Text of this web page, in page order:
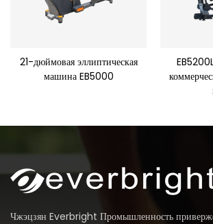
21-дюймовая эллиптическая
машина EB5000
Чжэцзян Everbright Промышленность